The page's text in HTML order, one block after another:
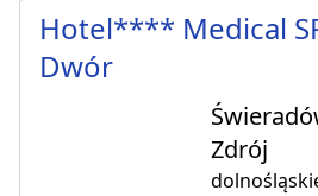
Hotel**** Medical
Dwór
Zdrój